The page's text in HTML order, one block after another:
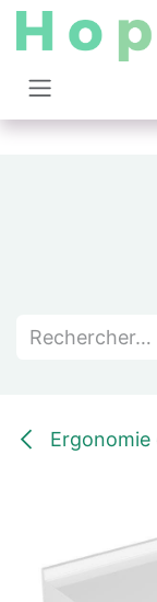
Se rendre au
Ergonomie